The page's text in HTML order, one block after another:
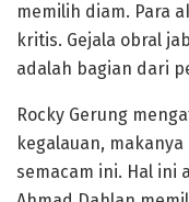
memilih diam. Para
kritis. Gejala obral
adalah bagian dari
Rocky Gerung
kegalauan,
semacam ini. Hal ini